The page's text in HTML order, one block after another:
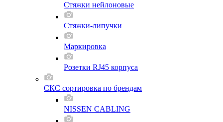
Стяжки нейлоновые
Стяжки-липучки
Маркировка
Розетки RJ45 корпуса
СКС сортировка по брендам
NISSEN CABLING